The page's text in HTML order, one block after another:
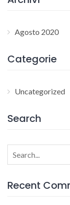
Agosto 2020
Categorie
Uncategorized
Search
Search
for:
Recent